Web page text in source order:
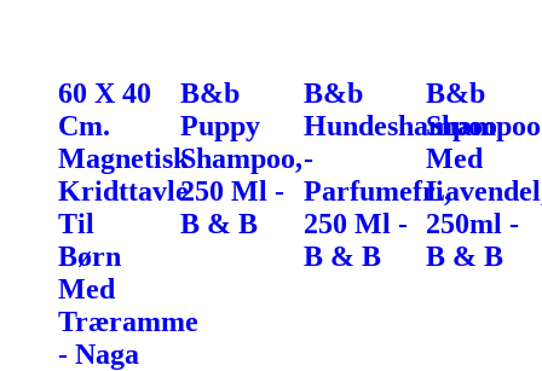
60 X 40
Cm.
Magnetisk
Kridttavle
Til
Børn
Med
Træramme
- Naga
B&b
Puppy
Shampoo,
250 Ml -
B & B
B&b
Hundeshampoo
-
Parfumefri,
250 Ml -
B & B
B&b
Shampoo
Med
250ml -
B & B